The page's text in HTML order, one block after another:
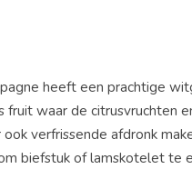
heeft een prachtige
waar de citrusvruchten
verfrissende afdronk
biefstuk of lamskotelet te